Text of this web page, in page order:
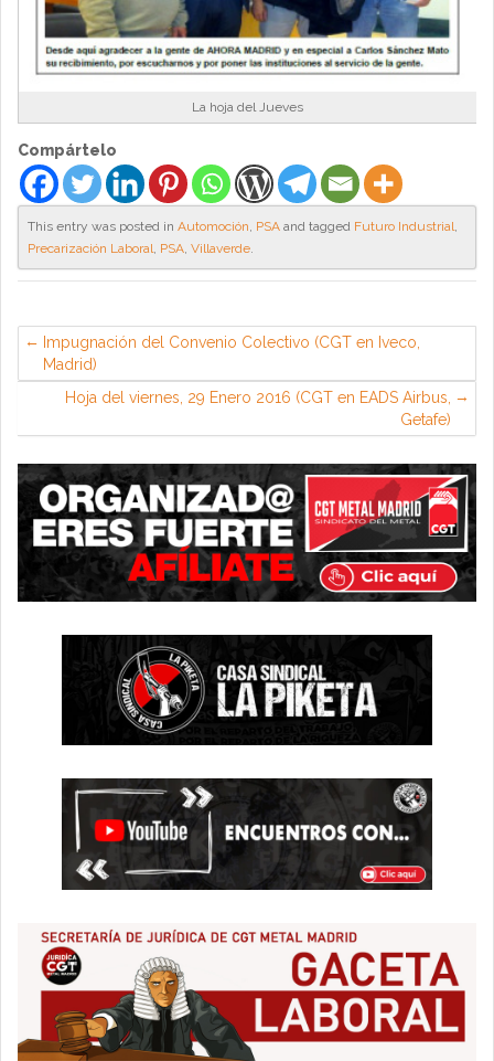
La hoja del Jueves
Compártelo
This entry was posted in Automoción, PSA and tagged Futuro Industrial,
Precarización Laboral, PSA, Villaverde.
Impugnación del Convenio Colectivo (CGT en Iveco,
Madrid)
Hoja del viernes, 29 Enero 2016 (CGT en EADS Airbus,
Getafe)